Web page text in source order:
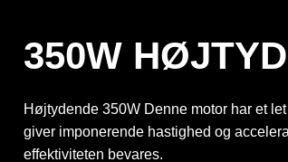
350W
Højtydende 350W Denne motor har et
giver imponerende hastighed og
effektiviteten bevares.